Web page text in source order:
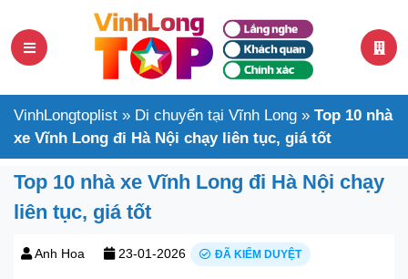
VinhLongtoplist » Di chuyển tại Vĩnh Long » Top 10 nhà
xe Vĩnh Long đi Hà Nội chạy liên tục, giá tốt
Top 10 nhà xe Vĩnh Long đi Hà Nội chạy
liên tục, giá tốt
Anh Hoa 23-01-2026 ĐÃ KIỂM DUYỆT